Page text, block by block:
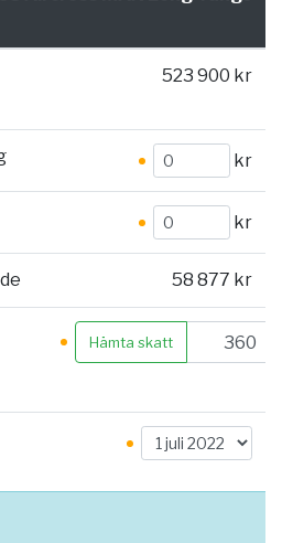
523 900 kr
kr
kr
58 877 kr
Hämta skatt